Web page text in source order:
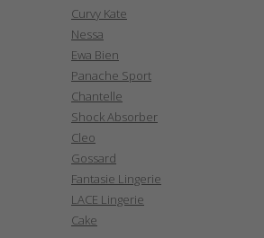
Curvy Kate
Nessa
Ewa Bien
Panache Sport
Chantelle
Shock Absorber
Cleo
Gossard
Fantasie Lingerie
LACE Lingerie
Cake